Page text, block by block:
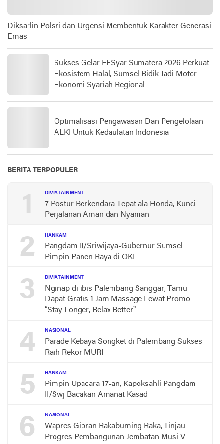
Diksarlin Polsri dan Urgensi Membentuk Karakter Generasi
Emas
Sukses Gelar FESyar Sumatera 2026 Perkuat
Ekosistem Halal, Sumsel Bidik Jadi Motor
Ekonomi Syariah Regional
Optimalisasi Pengawasan Dan Pengelolaan
ALKI Untuk Kedaulatan Indonesia
BERITA TERPOPULER
1 DIVIATAINMENT
7 Postur Berkendara Tepat ala Honda, Kunci
Perjalanan Aman dan Nyaman
2 HANKAM
Pangdam II/Sriwijaya-Gubernur Sumsel
Pimpin Panen Raya di OKI
3 DIVIATAINMENT
Nginap di ibis Palembang Sanggar, Tamu
Dapat Gratis 1 Jam Massage Lewat Promo
“Stay Longer, Relax Better”
4 NASIONAL
Parade Kebaya Songket di Palembang Sukses
Raih Rekor MURI
5 HANKAM
Pimpin Upacara 17-an, Kapoksahli Pangdam
II/Swj Bacakan Amanat Kasad
6 NASIONAL
Wapres Gibran Rakabuming Raka, Tinjau
Progres Pembangunan Jembatan Musi V